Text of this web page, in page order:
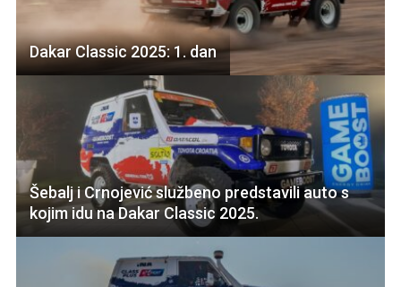
Dakar Classic 2025: 1. dan
Šebalj i Crnojević službeno predstavili auto s
kojim idu na Dakar Classic 2025.